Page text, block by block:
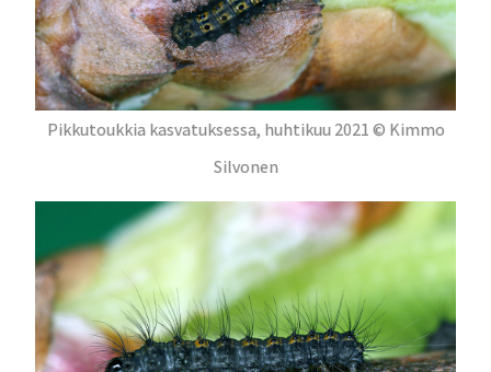
Pikkutoukkia kasvatuksessa, huhtikuu 2021 © Kimmo
Silvonen